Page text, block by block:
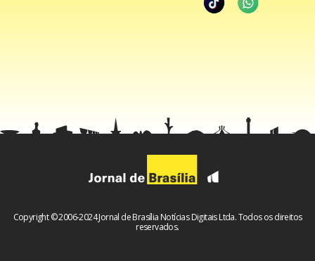
Copyright © 2006-2024 Jornal de Brasília Notícias Digitais Ltda. Todos os direitos
reservados.